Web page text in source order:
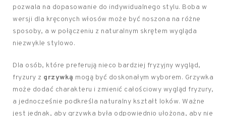
pozwala na dopasowanie do indywidualnego stylu. Boba w
wersji dla kręconych włosów może być noszona na różne
sposoby, a w połączeniu z naturalnym skrętem wygląda
niezwykle stylowo.
Dla osób, które preferują nieco bardziej fryzyjny wygląd,
fryzury z grzywką mogą być doskonałym wyborem. Grzywka
może dodać charakteru i zmienić całościowy wygląd fryzury,
a jednocześnie podkreśla naturalny kształt loków. Ważne
jest jednak, aby grzywka była odpowiednio ułożona, aby nie